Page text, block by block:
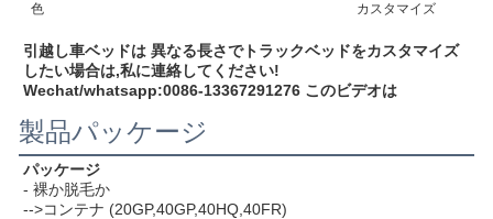
色 カスタマイズ
引越し車ベッドは 異なる長さでトラックベッドをカスタマイズ
したい場合は,私に連絡してください!
Wechat/whatsapp:0086-13367291276 このビデオは
製品パッケージ
パッケージ
- 裸か脱毛か
-->コンテナ (20GP,40GP,40HQ,40FR)